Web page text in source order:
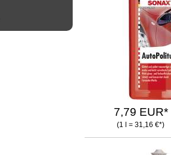
7,79 EUR*
(1 l = 31,16 €*)